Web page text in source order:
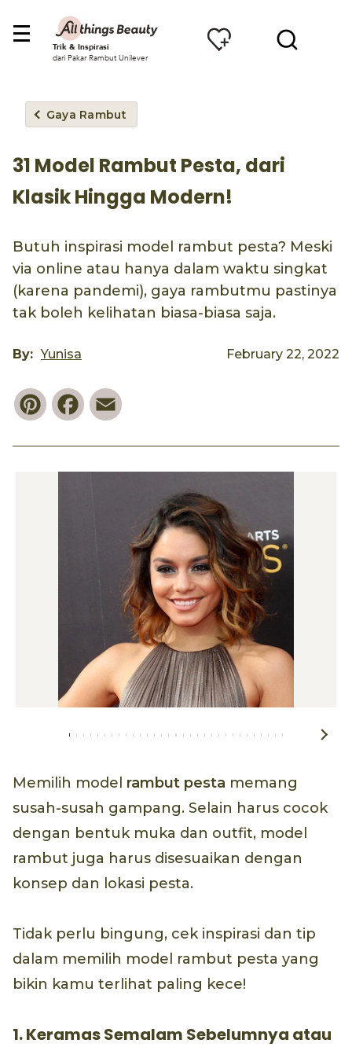
Trik & Inspirasi
dari Pakar Rambut Unilever
Gaya Rambut
31 Model Rambut Pesta, dari
Klasik Hingga Modern!
Butuh inspirasi model rambut pesta? Meski
via online atau hanya dalam waktu singkat
(karena pandemi), gaya rambutmu pastinya
tak boleh kelihatan biasa-biasa saja.
By: Yunisa February 22, 2022
PinterestFacebook
Memilih model rambut pesta memang
susah-susah gampang. Selain harus cocok
dengan bentuk muka dan outfit, model
rambut juga harus disesuaikan dengan
konsep dan lokasi pesta.
Tidak perlu bingung, cek inspirasi dan tip
dalam memilih model rambut pesta yang
bikin kamu terlihat paling kece!
1. Keramas Semalam Sebelumnya atau